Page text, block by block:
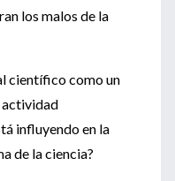
los malos de la
científico como un
actividad
influyendo en la
de la ciencia?